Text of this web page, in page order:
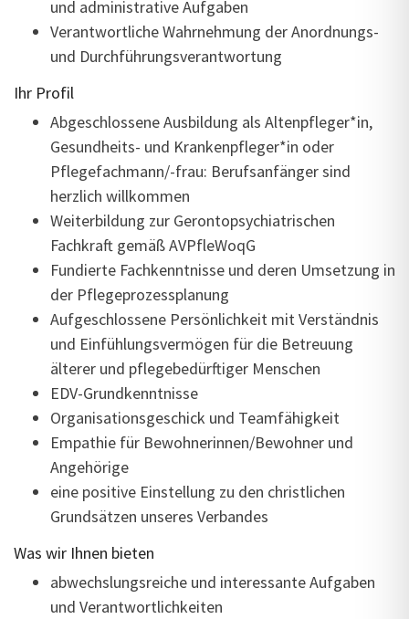
und administrative Aufgaben
Verantwortliche Wahrnehmung der Anordnungs-
und Durchführungsverantwortung
Ihr Profil
Abgeschlossene Ausbildung als Altenpfleger*in,
Gesundheits- und Krankenpfleger*in oder
Pflegefachmann/-frau: Berufsanfänger sind
herzlich willkommen
Weiterbildung zur Gerontopsychiatrischen
Fachkraft gemäß AVPfleWoqG
Fundierte Fachkenntnisse und deren Umsetzung in
der Pflegeprozessplanung
Aufgeschlossene Persönlichkeit mit Verständnis
und Einfühlungsvermögen für die Betreuung
älterer und pflegebedürftiger Menschen
EDV-Grundkenntnisse
Organisationsgeschick und Teamfähigkeit
Empathie für Bewohnerinnen/Bewohner und
Angehörige
eine positive Einstellung zu den christlichen
Grundsätzen unseres Verbandes
Was wir Ihnen bieten
abwechslungsreiche und interessante Aufgaben
und Verantwortlichkeiten